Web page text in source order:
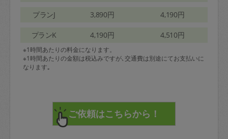
プランJ 3,890円 4,190円
プランK 4,190円 4,510円
※1時間あたりの料金になります。
※1時間あたりの金額は税込みですが､交通費は別途にてお支払いに
なります｡